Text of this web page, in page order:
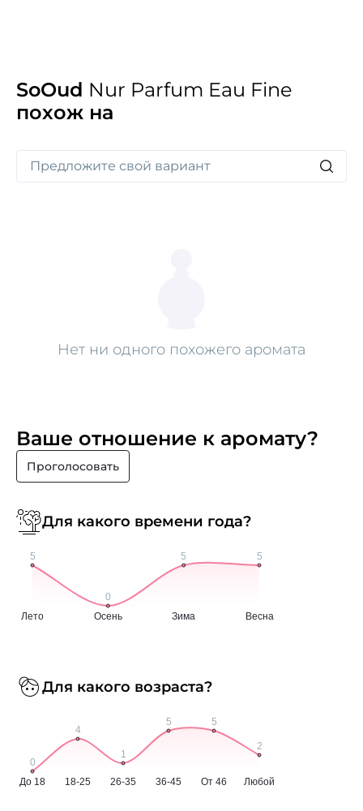
SoOud Nur Parfum Eau Fine
похож на
Нет ни одного похожего аромата
Ваше отношение к аромату?
Проголосовать
Для какого времени года?
Для какого возраста?